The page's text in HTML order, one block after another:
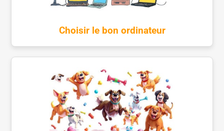
Choisir le bon ordinateur